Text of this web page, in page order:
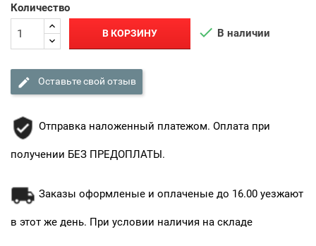
Количество
В КОРЗИНУ  В наличии
Оставьте свой отзыв
Отправка наложенный платежом. Оплата при
получении БЕЗ ПРЕДОПЛАТЫ.
Заказы оформленые и оплаченые до 16.00 уезжают
в этот же день. При условии наличия на складе